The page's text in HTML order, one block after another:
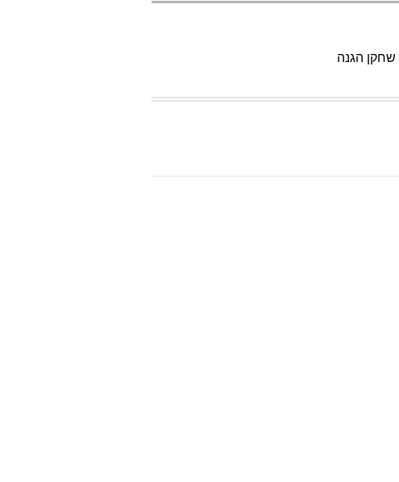
שחקן הגנה